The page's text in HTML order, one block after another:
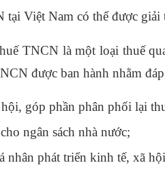
Việt Nam có thể được giải
TNCN là một loại thuế
được ban hành nhằm
góp phần phân phối lại
ngân sách nhà nước;
nhân phát triển kinh tế, xã